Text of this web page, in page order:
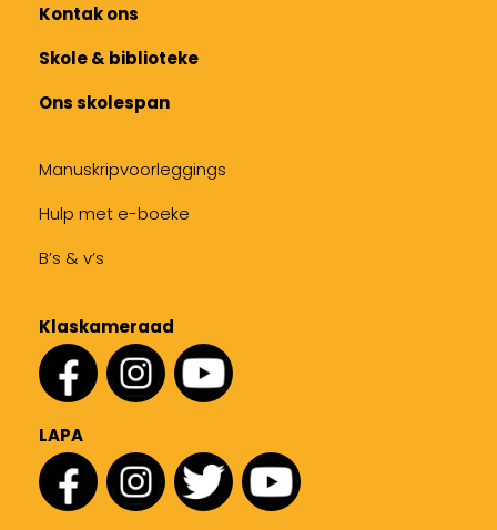
Kontak ons
Skole & biblioteke
Ons skolespan
Manuskripvoorleggings
Hulp met e-boeke
B’s & v’s
Klaskameraad
LAPA